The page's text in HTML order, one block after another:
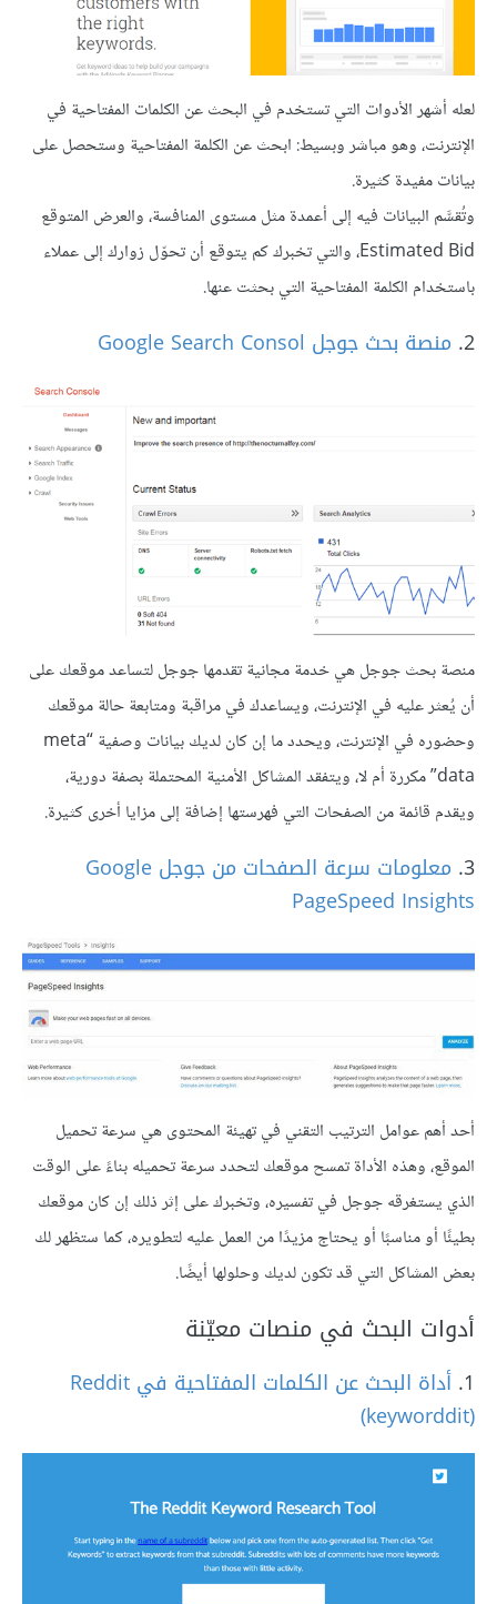
لعله أشهر الأدوات التي تستخدم في البحث عن الكلمات المفتاحية في
الإنترنت، وهو مباشر وبسيط: ابحث عن الكلمة المفتاحية وستحصل على
بيانات مفيدة كثيرة.
وتُقسَّم البيانات فيه إلى أعمدة مثل مستوى المنافسة، والعرض المتوقع
Estimated Bid، والتي تخبرك كم يتوقع أن تحوّل زوارك إلى عملاء
باستخدام الكلمة المفتاحية التي بحثت عنها.
2. منصة بحث جوجل Google Search Consol
منصة بحث جوجل هي خدمة مجانية تقدمها جوجل لتساعد موقعك على
أن يُعثر عليه في الإنترنت، ويساعدك في مراقبة ومتابعة حالة موقعك
وحضوره في الإنترنت، ويحدد ما إن كان لديك بيانات وصفية “meta
data” مكررة أم لا، ويتفقد المشاكل الأمنية المحتملة بصفة دورية،
ويقدم قائمة من الصفحات التي فهرستها إضافة إلى مزايا أخرى كثيرة.
3.
معلومات سرعة الصفحات من جوجل Google
PageSpeed Insights
أحد أهم عوامل الترتيب التقني في تهيئة المحتوى هي سرعة تحميل
الموقع، وهذه الأداة تمسح موقعك لتحدد سرعة تحميله بناءً على الوقت
الذي يستغرقه جوجل في تفسيره، وتخبرك على إثر ذلك إن كان موقعك
بطيئًا أو مناسبًا أو يحتاج مزيدًا من العمل عليه لتطويره، كما ستظهر لك
بعض المشاكل التي قد تكون لديك وحلولها أيضًا.
أدوات البحث في منصات معيّنة
1.
أداة البحث عن الكلمات المفتاحية في Reddit
(keyworddit)